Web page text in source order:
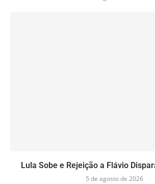
Lula Sobe e Rejeição a Flávio
5 de agosto de 2026